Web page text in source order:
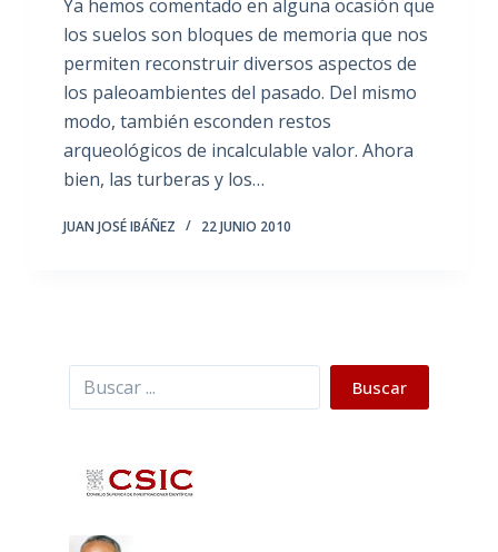
Ya hemos comentado en alguna ocasión que
los suelos son bloques de memoria que nos
permiten reconstruir diversos aspectos de
los paleoambientes del pasado. Del mismo
modo, también esconden restos
arqueológicos de incalculable valor. Ahora
bien, las turberas y los…
JUAN JOSÉ IBÁÑEZ 22 JUNIO 2010
Buscar Buscar